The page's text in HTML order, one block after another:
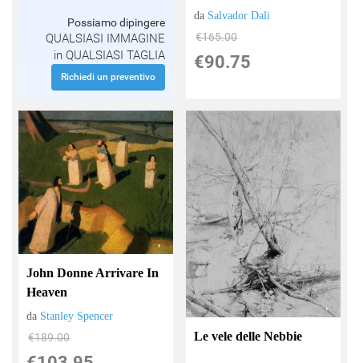
Possiamo dipingere
QUALSIASI IMMAGINE
in QUALSIASI TAGLIA
Richiedi un preventivo
da Salvador Dali
€165.00
€90.75
John Donne Arrivare In
Heaven
da Stanley Spencer
€189.00 Le vele delle Nebbie